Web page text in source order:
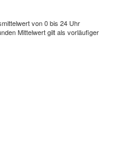
von 0 bis 24 Uhr
Mittelwert gilt als vorläufiger